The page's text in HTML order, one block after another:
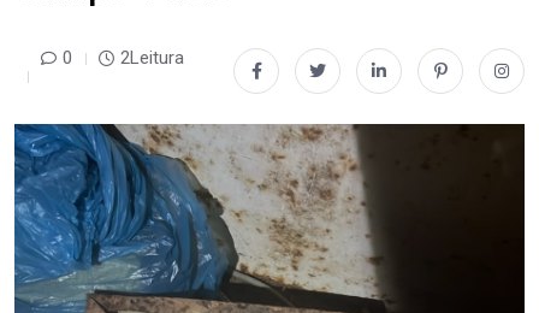
0 2Leitura